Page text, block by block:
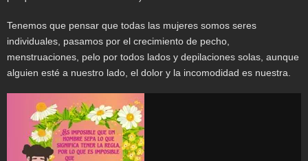
Tenemos que pensar que todas las mujeres somos seres
individuales, pasamos por el crecimiento de pecho,
menstruaciones, pelo por todos lados y depilaciones solas, aunque
alguien esté a nuestro lado, el dolor y la incomodidad es nuestra.